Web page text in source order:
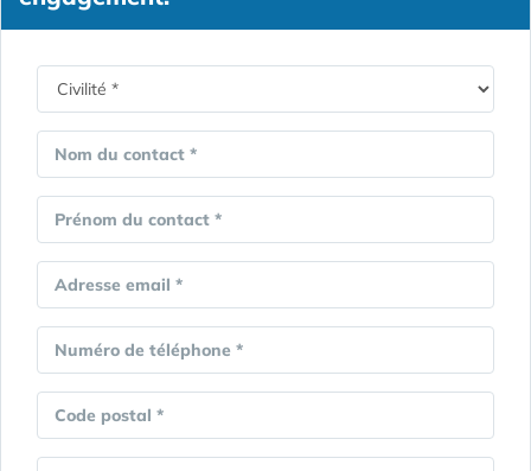
Nom du contact *
Prénom du contact *
Adresse email *
Numéro de téléphone *
Code postal *